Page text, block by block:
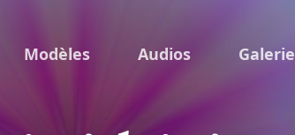
Modèles Audios Galerie